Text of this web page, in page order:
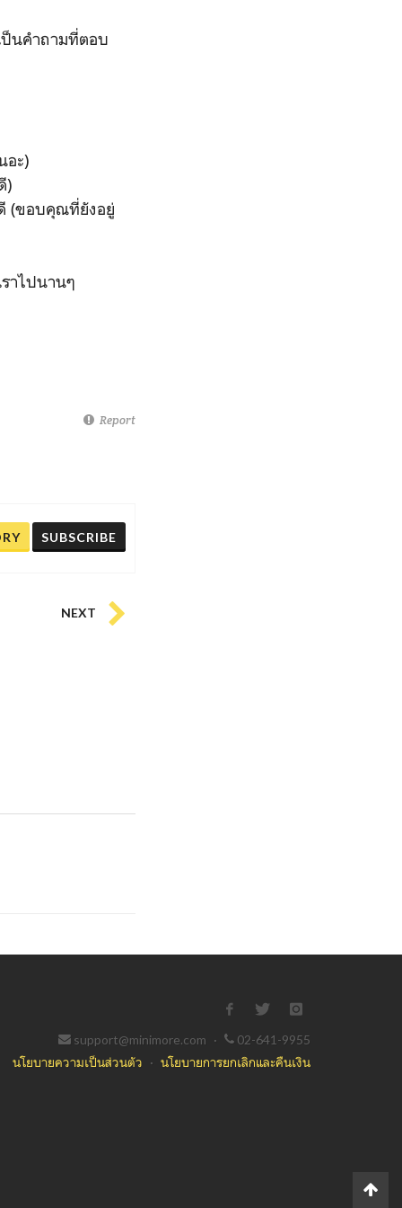
ป็นคำถามที่ตอบ
อะ)
)
(ขอบคุณที่ยังอยู่
าไปนานๆ
Report
SUBSCRIBE
NEXT
support@minimore.com ·
02-641-9955
นโยบายความเป็นส่วนตัว · นโยบายการยกเลิกและคืนเงิน